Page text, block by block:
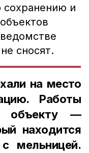
сохранению и
сносят.
на место
Работы
объекту —
находится
мельницей.